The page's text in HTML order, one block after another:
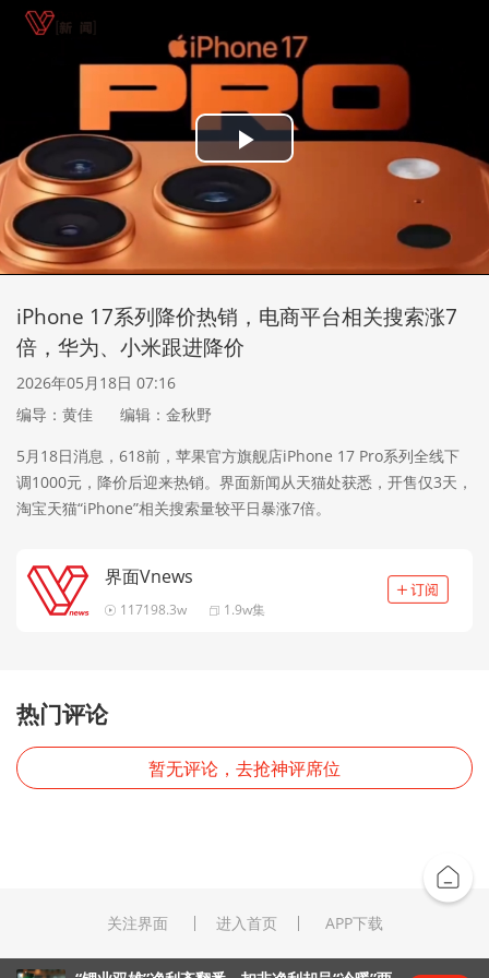
Play
Video
iPhone 17系列降价热销，电商平台相关搜索涨7
倍，华为、小米跟进降价
2026年05月18日 07:16
编导：黄佳
编辑：金秋野
5月18日消息，618前，苹果官方旗舰店iPhone 17 Pro系列全线下
调1000元，降价后迎来热销。界面新闻从天猫处获悉，开售仅3天，
淘宝天猫“iPhone”相关搜索量较平日暴涨7倍。
界面Vnews
117198.3w 1.9w集
热门评论
暂无评论，去抢神评席位
关注界面 进入首页 APP下载